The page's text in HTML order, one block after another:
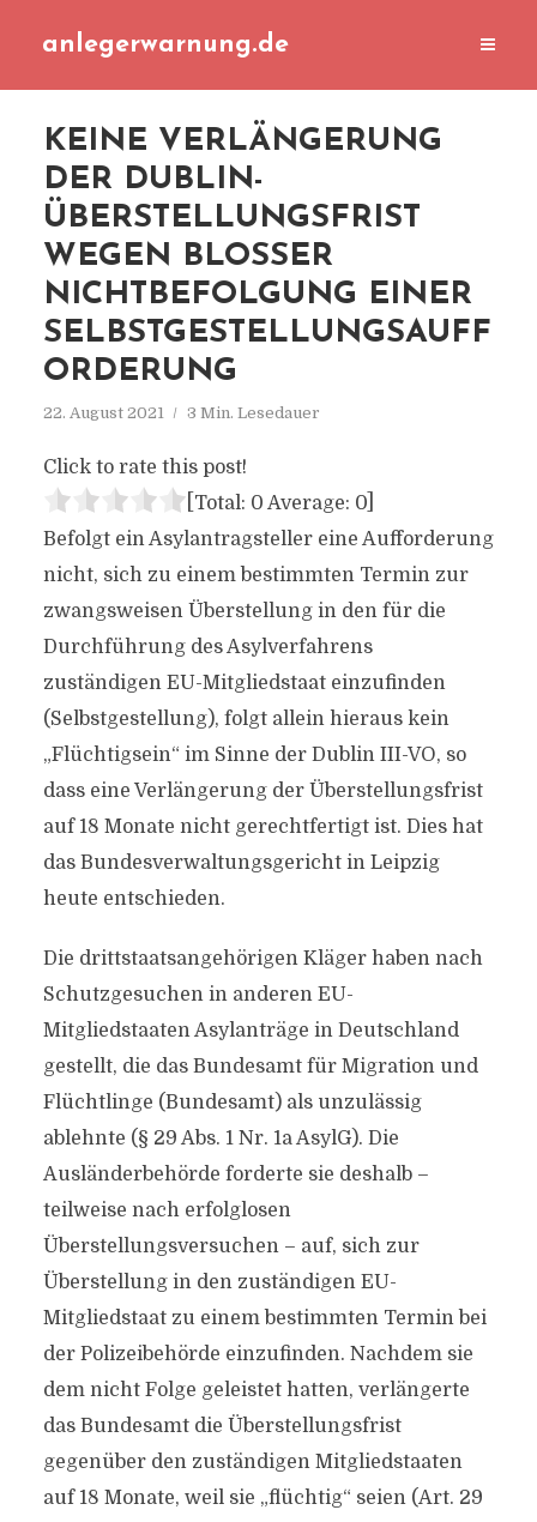
anlegerwarnung.de
KEINE VERLÄNGERUNG
DER DUBLIN-
ÜBERSTELLUNGSFRIST
WEGEN BLOSSER N
ICHTBEFOLGUNG EINER S
ELBSTGESTELLUNGSAUFFO
RDERUNG
22. August 2021 3 Min. Lesedauer
Click to rate this post!
[Total: 0 Average: 0]
Befolgt ein Asylantragsteller eine Aufforderung
nicht, sich zu einem bestimmten Termin zur
zwangsweisen Überstellung in den für die
Durchführung des Asylverfahrens
zuständigen EU-Mitgliedstaat einzufinden
(Selbstgestellung), folgt allein hieraus kein
„Flüchtigsein“ im Sinne der Dublin III-VO, so
dass eine Verlängerung der Überstellungsfrist
auf 18 Monate nicht gerechtfertigt ist. Dies hat
das Bundesverwaltungsgericht in Leipzig
heute entschieden.
Die drittstaatsangehörigen Kläger haben nach
Schutzgesuchen in anderen EU-
Mitgliedstaaten Asylanträge in Deutschland
gestellt, die das Bundesamt für Migration und
Flüchtlinge (Bundesamt) als unzulässig
ablehnte (§ 29 Abs. 1 Nr. 1a AsylG). Die
Ausländerbehörde forderte sie deshalb –
teilweise nach erfolglosen
Überstellungsversuchen – auf, sich zur
Überstellung in den zuständigen EU-
Mitgliedstaat zu einem bestimmten Termin bei
der Polizeibehörde einzufinden. Nachdem sie
dem nicht Folge geleistet hatten, verlängerte
das Bundesamt die Überstellungsfrist
gegenüber den zuständigen Mitgliedstaaten
auf 18 Monate, weil sie „flüchtig“ seien (Art. 29